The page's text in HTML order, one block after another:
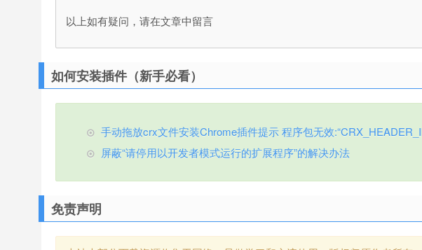
以上如有疑问，请在文章中留言
如何安装插件（新手必看）
手动拖放crx文件安装Chrome插件提示 程序包无效
屏蔽“请停用以开发者模式运行的扩展程序”的解决办法
免责声明